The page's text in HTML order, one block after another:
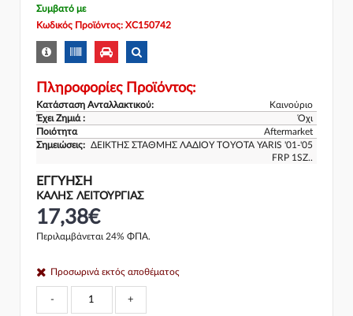
Συμβατό με
Κωδικός Προϊόντος: XC150742
Πληροφορίες Προϊόντος:
Κατάσταση Ανταλλακτικού:
Καινούριο
Έχει Ζημιά :
Όχι
Ποιότητα
Aftermarket
Σημειώσεις: ΔΕΙΚΤΗΣ ΣΤΑΘΜΗΣ ΛΑΔΙΟΥ TOYOTA YARIS '01-'05
FRP 1SZ..
ΕΓΓΎΗΣΗ
ΚΑΛΗΣ ΛΕΙΤΟΥΡΓΙΑΣ
17,38€
Περιλαμβάνεται 24% ΦΠΑ.
Προσωρινά εκτός αποθέματος
- +